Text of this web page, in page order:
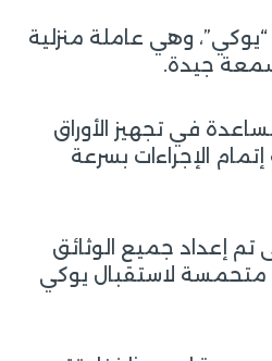
وهي عاملة منزلية
جيدة.
في تجهيز الأوراق
إتمام الإجراءات بسرعة
تم إعداد جميع الوثائق
متحمسة لاستقبال يوكي